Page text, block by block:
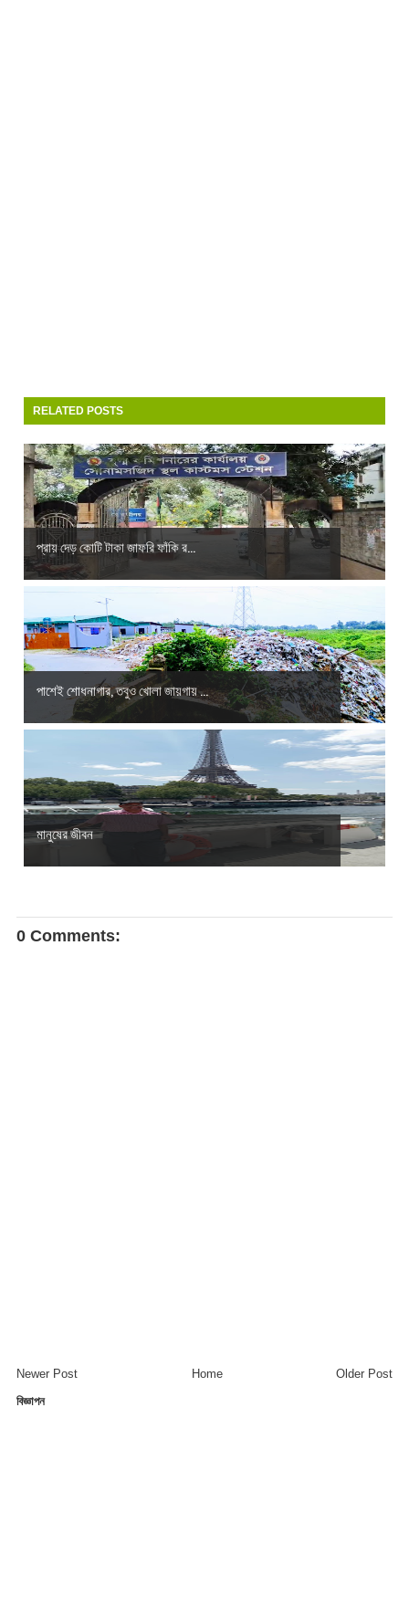
RELATED POSTS
প্রায় দেড় কোটি টাকা জাফরি ফাঁকি র...
পাশেই শোধনাগার, তবুও খোলা জায়গায় ...
মানুষের জীবন
0 Comments:
Newer Post Older Post
Home
বিজ্ঞাপন